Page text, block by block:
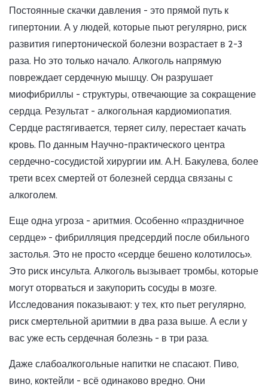
Постоянные скачки давления - это прямой путь к
гипертонии. А у людей, которые пьют регулярно, риск
развития гипертонической болезни возрастает в 2-3
раза. Но это только начало. Алкоголь напрямую
повреждает сердечную мышцу. Он разрушает
миофибриллы - структуры, отвечающие за сокращение
сердца. Результат - алкогольная кардиомиопатия.
Сердце растягивается, теряет силу, перестает качать
кровь. По данным Научно-практического центра
сердечно-сосудистой хирургии им. А.Н. Бакулева, более
трети всех смертей от болезней сердца связаны с
алкоголем.
Еще одна угроза - аритмия. Особенно «праздничное
сердце» - фибрилляция предсердий после обильного
застолья. Это не просто «сердце бешено колотилось».
Это риск инсульта. Алкоголь вызывает тромбы, которые
могут оторваться и закупорить сосуды в мозге.
Исследования показывают: у тех, кто пьет регулярно,
риск смертельной аритмии в два раза выше. А если у
вас уже есть сердечная болезнь - в три раза.
Даже слабоалкогольные напитки не спасают. Пиво,
вино, коктейли - всё одинаково вредно. Они